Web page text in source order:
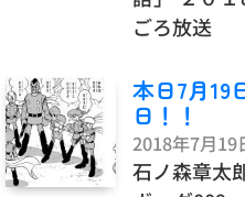
ごろ放送
本日7月19
日！！
2018年7月19
石ノ森章太